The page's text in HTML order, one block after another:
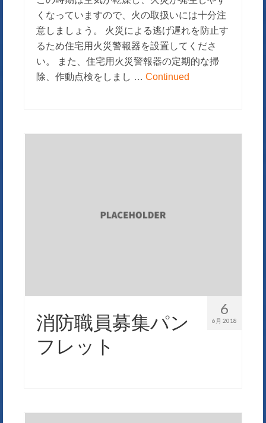
くなっていますので、火の取扱いには十分注
意しましょう。 火災による逃げ遅れを防止す
るため住宅用火災警報器を設置してくださ
い。 また、住宅用火災警報器の定期的な掃
除、作動点検をしまし … Continued
6
6月 2018
消防職員募集パン
フレット